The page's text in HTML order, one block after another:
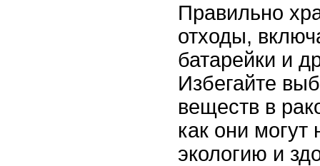
Правильно
отходы,
батарейки и
Избегайте
веществ в
как они могут
экологию и